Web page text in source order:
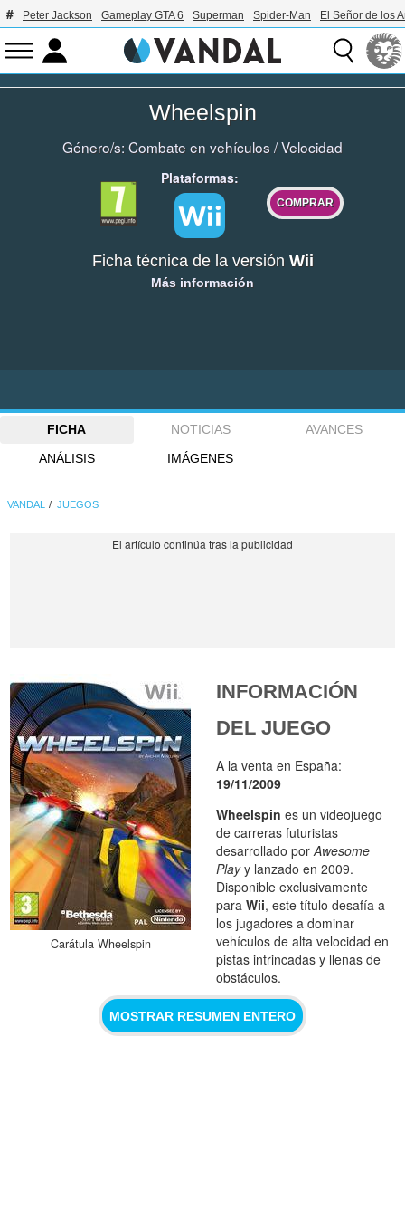
Peter Jackson Gameplay GTA 6 Superman Spider-Man El Señor de los
Wheelspin
Género/s: Combate en vehículos/Velocidad
Plataformas:
COMPRAR
Ficha técnica de la versión Wii
Más información
FICHA NOTICIAS
AVANCES
ANÁLISIS
IMÁGENES
VANDAL JUEGOS
Carátula Wheelspin
INFORMACIÓN
DEL JUEGO
A la venta en España:
19/11/2009
Wheelspin es un videojuego
de carreras futuristas
desarrollado porAwesome
Playy lanzado en 2009.
Disponible exclusivamente
paraWii, este título desafía a
los jugadores a dominar
vehículos de alta velocidad en
pistas intrincadas y llenas de
obstáculos.
MOSTRAR RESUMEN ENTERO